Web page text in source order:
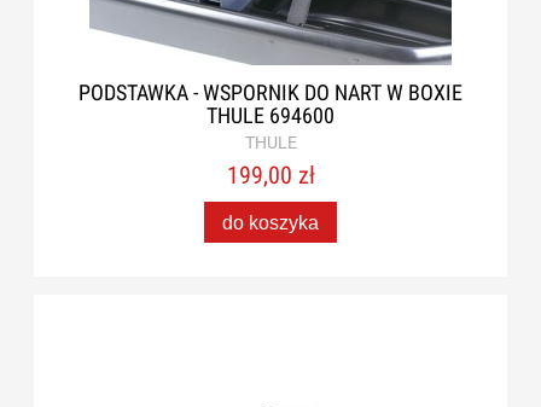
PODSTAWKA - WSPORNIK DO NART W BOXIE
THULE 694600
THULE
199,00 zł
do koszyka